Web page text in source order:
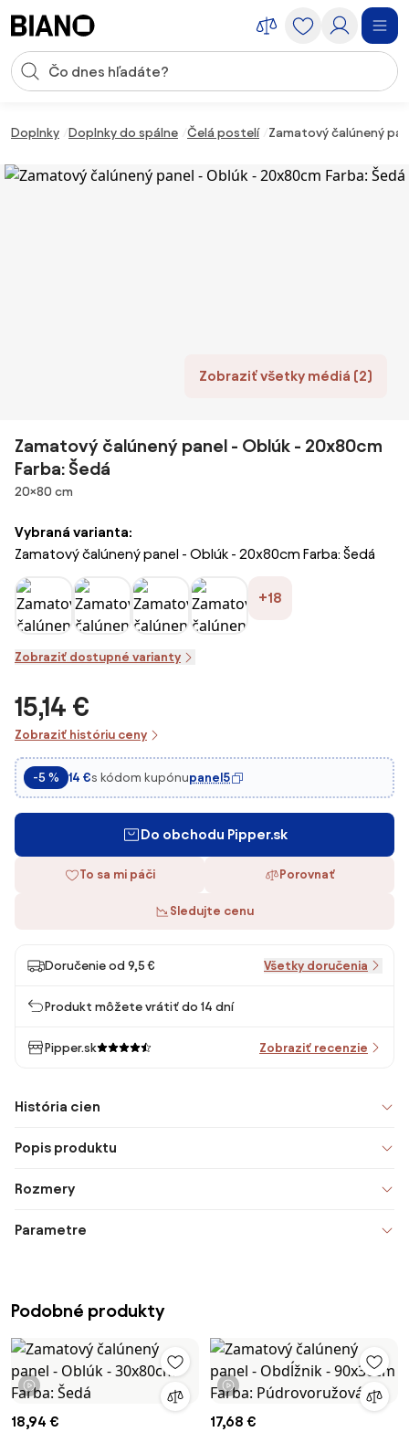
Vstup pre vyhľadávanie
Doplnky Doplnky do spálne Čelá postelí Zamatový čalúnený
Zobraziť všetky médiá (2)
Zamatový čalúnený panel - Oblúk - 20x80cm
Farba: Šedá
Rozmery
20×80 cm
Vybraná varianta:
Zamatový čalúnený panel - Oblúk - 20x80cm Farba: Šedá
+18
Zobraziť dostupné varianty
15,14 €
Zobraziť históriu ceny
-5 % 14 €s kódom kupónupanel5
Do obchodu Pipper.sk
To sa mi páči Porovnať
Sledujte cenu
Doručenie od 9,5 € Všetky doručenia
Produkt môžete vrátiť do 14 dní
Pipper.sk Zobraziť recenzie
História cien
Popis produktu
Rozmery
Parametre
Podobné produkty
1 video
18,94 €
1 video
17,68 €